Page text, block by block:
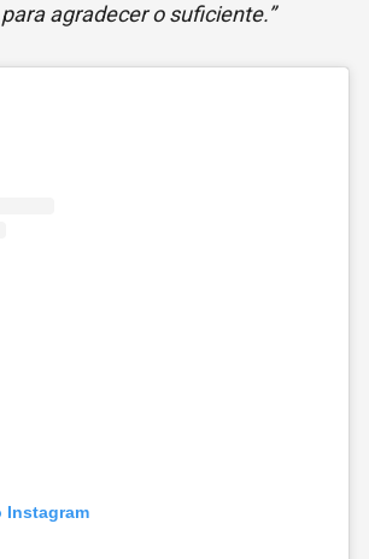
agradecer o suficiente.”
Instagram